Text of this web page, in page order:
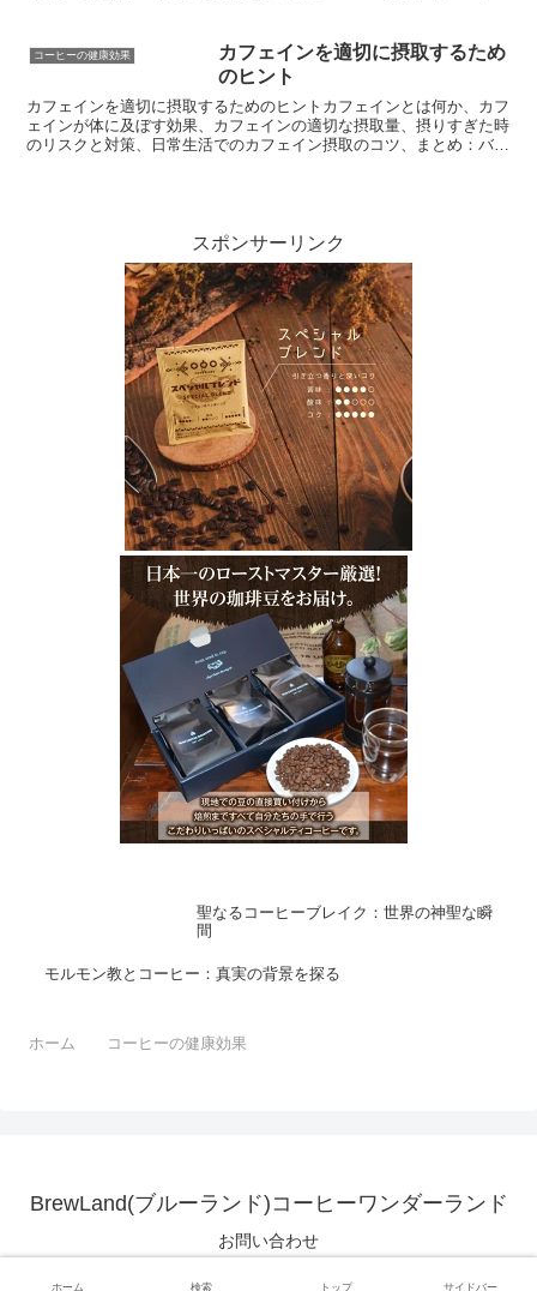
コーヒーの健康効果
カフェインを適切に摂取するため
のヒント
カフェインを適切に摂取するためのヒントカフェインとは何か、カフ
ェインが体に及ぼす効果、カフェインの適切な摂取量、摂りすぎた時
のリスクと対策、日常生活でのカフェイン摂取のコツ、まとめ：バラ
スポンサーリンク
聖なるコーヒーブレイク：世界の神聖な瞬
間
モルモン教とコーヒー：真実の背景を探る
ホーム コーヒーの健康効果
BrewLand(ブルーランド)コーヒーワンダーランド
お問い合わせ
© 2023 BrewLand(ブルーランド)コーヒーワンダーランド.
ホーム 検索 トップ サイドバー